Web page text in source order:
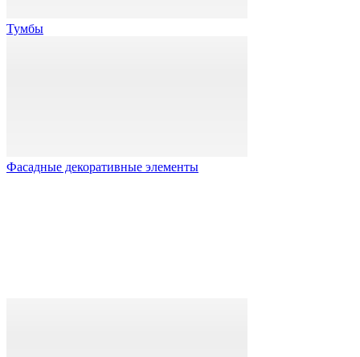
Тумбы
Фасадные декоративные элементы